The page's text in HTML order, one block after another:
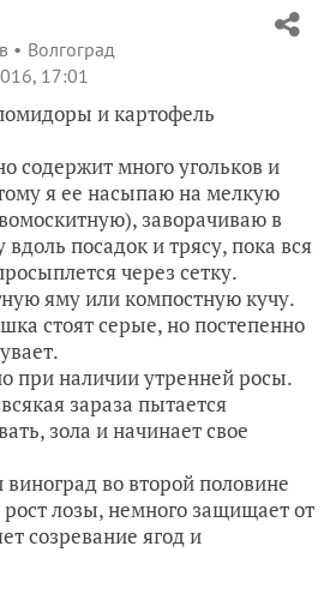
Волгоград
17:01
и картофель
содержит много угольков и
я ее насыпаю на мелкую
заворачиваю в
вдоль посадок и трясу, пока вся
через сетку.
яму или компостную кучу.
стоят серые, но постепенно
при наличии утренней росы.
зараза пытается
зола и начинает свое
во второй половине
рост лозы, немного защищает от
созревание ягод и